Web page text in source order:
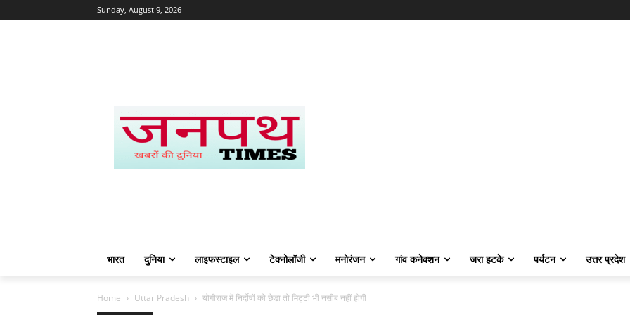
Sunday, August 9, 2026
भारत दुनिया लाइफस्टाइल टेक्नोलॉजी मनोरंजन गांव कनेक्शन जरा हटके पर्यटन उत्तर प्रदेश
Home Uttar Pradesh योगीराज में निर्दोषों को छेड़ा तो मिट्टी भी नसीब नहीं होगी